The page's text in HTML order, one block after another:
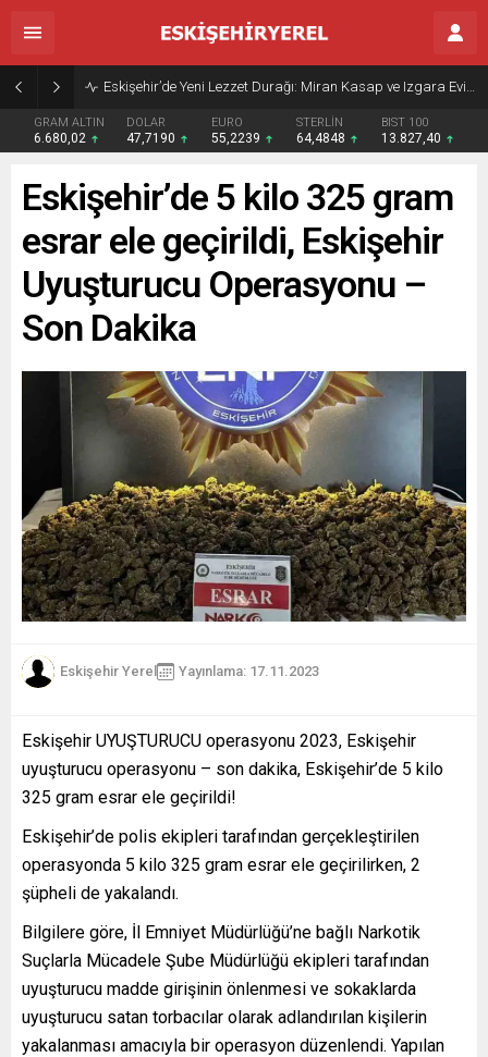
Eskişehir’de Yeni Lezzet Durağı: Miran Kasap ve Izgara Evi Açıldı
GRAM ALTIN
6.680,02
DOLAR
47,7190
EURO
55,2239
STERLİN
64,4848
BIST 100
13.827,40
Eskişehir’de 5 kilo 325 gram
esrar ele geçirildi, Eskişehir
Uyuşturucu Operasyonu –
Son Dakika
Eskişehir Yerel Yayınlama: 17.11.2023
Eskişehir UYUŞTURUCU operasyonu 2023, Eskişehir
uyuşturucu operasyonu – son dakika, Eskişehir’de 5 kilo
325 gram esrar ele geçirildi!
Eskişehir’de polis ekipleri tarafından gerçekleştirilen
operasyonda 5 kilo 325 gram esrar ele geçirilirken, 2
şüpheli de yakalandı.
Bilgilere göre, İl Emniyet Müdürlüğü’ne bağlı Narkotik
Suçlarla Mücadele Şube Müdürlüğü ekipleri tarafından
uyuşturucu madde girişinin önlenmesi ve sokaklarda
uyuşturucu satan torbacılar olarak adlandırılan kişilerin
yakalanması amacıyla bir operasyon düzenlendi. Yapılan